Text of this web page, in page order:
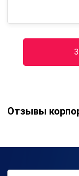
Отзывы